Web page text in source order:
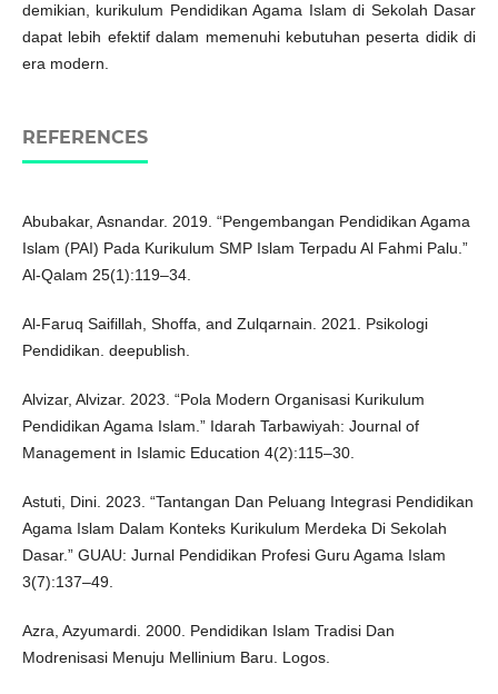
demikian, kurikulum Pendidikan Agama Islam di Sekolah Dasar
dapat lebih efektif dalam memenuhi kebutuhan peserta didik di
era modern.
REFERENCES
Abubakar, Asnandar. 2019. “Pengembangan Pendidikan Agama
Islam (PAI) Pada Kurikulum SMP Islam Terpadu Al Fahmi Palu.”
Al-Qalam 25(1):119–34.
Al-Faruq Saifillah, Shoffa, and Zulqarnain. 2021. Psikologi
Pendidikan. deepublish.
Alvizar, Alvizar. 2023. “Pola Modern Organisasi Kurikulum
Pendidikan Agama Islam.” Idarah Tarbawiyah: Journal of
Management in Islamic Education 4(2):115–30.
Astuti, Dini. 2023. “Tantangan Dan Peluang Integrasi Pendidikan
Agama Islam Dalam Konteks Kurikulum Merdeka Di Sekolah
Dasar.” GUAU: Jurnal Pendidikan Profesi Guru Agama Islam
3(7):137–49.
Azra, Azyumardi. 2000. Pendidikan Islam Tradisi Dan
Modrenisasi Menuju Mellinium Baru. Logos.